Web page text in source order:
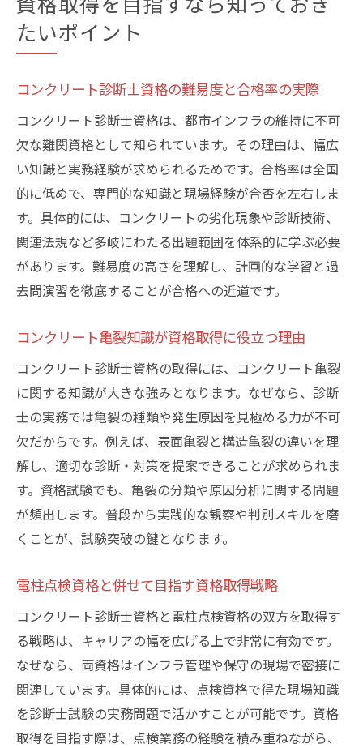
たいポイント
コンクリート診断士資格の難易度と合格率の実際
コンクリート診断士資格は、都市インフラの維持に不可
欠な難関資格として知られています。その理由は、幅広
い知識と実務経験が求められるためです。合格率は全国
的に低めで、専門的な知識と現場経験が合否を左右しま
す。具体的には、コンクリートの劣化現象や診断技術、
関連法規など多岐にわたる出題範囲を体系的に学ぶ必要
があります。難易度の高さを理解し、計画的な学習と過
去問演習を徹底することが合格への近道です。
コンクリート亀裂知識が資格取得に役立つ理由
コンクリート診断士資格の取得には、コンクリート亀裂
に関する知識が大きな強みとなります。なぜなら、診断
士の実務では亀裂の種類や発生原因を見極める力が不可
欠だからです。例えば、表面亀裂と構造亀裂の違いを理
解し、適切な診断・対策を提案できることが求められま
す。資格試験でも、亀裂の分類や原因分析に関する問題
が頻出します。普段から実践的な観察や判別スキルを磨
くことが、試験突破の鍵となります。
電柱点検資格と併せて目指す資格取得戦略
コンクリート診断士資格と電柱点検資格の双方を取得す
る戦略は、キャリアの幅を広げる上で非常に有効です。
なぜなら、両資格はインフラ管理や保守の現場で密接に
関連しています。具体的には、点検資格で得た現場知識
を診断士試験の実務問題で活かすことが可能です。資格
取得を目指す際は、点検業務の経験を積み重ねながら、